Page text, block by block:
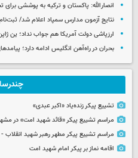
انصارالله: پاکستان و ترکیه به پوششی
نتایج آزمون مدارس سمپاد اعلام شد/ ثبت‌نام
ارزپاشی دولت آمریکا هم جواب نداد؛ ین
بحران در راه‌آهن انگلیس ادامه دارد؛ پیامدهای قطعی 90
تشییع پیکر زنده‌یاد «اکبر عبدی»
مراسم تشییع پیکر «قائد شهید امت» در
مراسم تشییع پیکر مطهر رهبر شهید انقلاب -
اقامه نماز بر پیکر امام شهید امت